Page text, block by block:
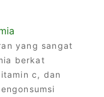
yang sangat
berkat
c, dan